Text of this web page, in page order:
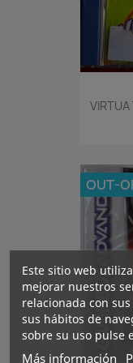
VIRTUA
OUT-
Este sitio web
mejorar nuestros
relacionada con
sus hábitos de
sobre su uso pulse
Más información